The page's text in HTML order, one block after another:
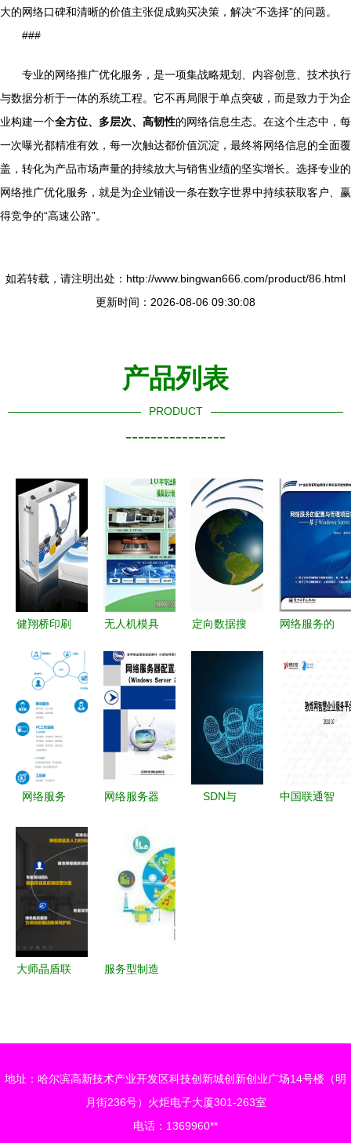
大的网络口碑和清晰的价值主张促成购买决策，解决“不选择”的问题。
###
专业的网络推广优化服务，是一项集战略规划、内容创意、技术执行
与数据分析于一体的系统工程。它不再局限于单点突破，而是致力于为企
业构建一个全方位、多层次、高韧性的网络信息生态。在这个生态中，每
一次曝光都精准有效，每一次触达都价值沉淀，最终将网络信息的全面覆
盖，转化为产品市场声量的持续放大与销售业绩的坚实增长。选择专业的
网络推广优化服务，就是为企业铺设一条在数字世界中持续获取客户、赢
得竞争的“高速公路”。
如若转载，请注明出处：http://www.bingwan666.com/product/86.html
更新时间：2026-08-06 09:30:08
产品列表
PRODUCT
----------------
健翔桥印刷
画册、彩
页、名片、
无碳单据隔
夜送达，价
格透明生产
无人机模具
南 如何通
过切它网找
到优质模具
加工与供应
定向数据搜
的网络信息
采集服务与
系统
网络服务的
项目实践教
网络服务实
网络服务
的核心驱动
力
网络服务器
构建与优化
网络服务的
核心实践
SDN与
中国联通智
大师晶盾联
造新范式
服务型制造
地址：哈尔滨高新技术产业开发区科技创新城创新创业广场14号楼（明
月街236号）火炬电子大厦301-263室
电话：1369960**